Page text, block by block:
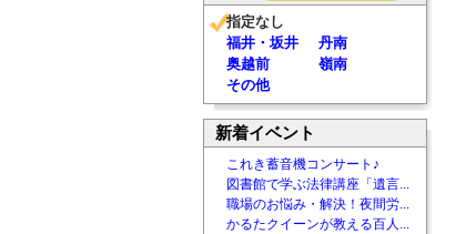
指定なし
福井・坂井
丹南
奥越前
嶺南
その他
新着イベント
これき蓄音機コンサート♪
図書館で学ぶ法律講座「遺言...
職場のお悩み・解決！夜間労...
かるたクイーンが教える百人...